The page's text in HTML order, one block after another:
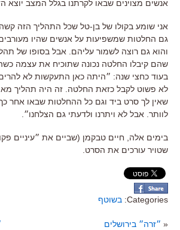
אנשים מצוינים שבאו לקרתנו בגלל המצב יוצא
אני שומע בקולו של בן-טל שכל התהליך הזה
גם החלטות שמשפיעות על אנשים שהיו
והוא גם רוצה לשמור עליהם. אבל בסופו של
שהם קיבלו החלטה נכונה שתוכיח את עצמה
בעוד כחצי שנה: ״היתה כאן התעקשות לא להרים
לא פשוט לקבל כזאת החלטה. זה היה תהליך
שאין לך סרט ביד וגם כל ההחלטות שבאו אחר
לוותר. אבל לא ויתרנו ולדעתי גם הצלחנו״.
בימים אלה, חיים טבקמן (שביים את ״עיניים
שטויר עורכים את הסרט.
Categories: בשוטף
« ״זרה״ בירושלים